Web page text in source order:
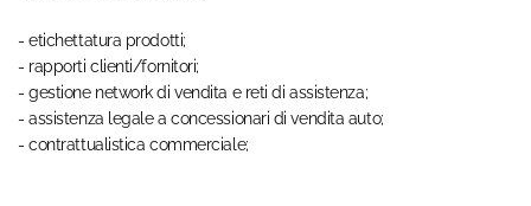
- etichettatura prodotti;
- rapporti clienti/fornitori;
- gestione network di vendita e reti di assistenza;
- assistenza legale a concessionari di vendita auto;
- contrattualistica commerciale;